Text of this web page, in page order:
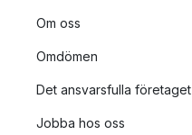
Om oss
Omdömen
Det ansvarsfulla företaget
Jobba hos oss